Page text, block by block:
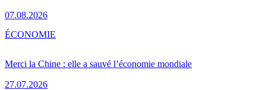
07.08.2026
Merci la Chine : elle a sauvé l’économie mondiale
27.07.2026
ÉCONOMIE